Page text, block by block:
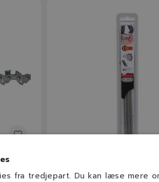
/ 1,1
OREGON Rundfile 4,5
fra tredjepart. Du kan læse mere